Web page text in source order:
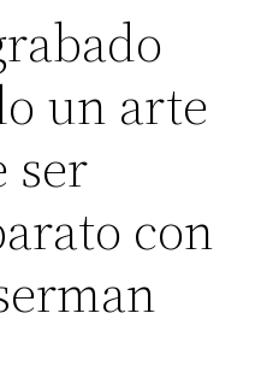
un arte
ser
con